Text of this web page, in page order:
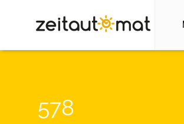
578